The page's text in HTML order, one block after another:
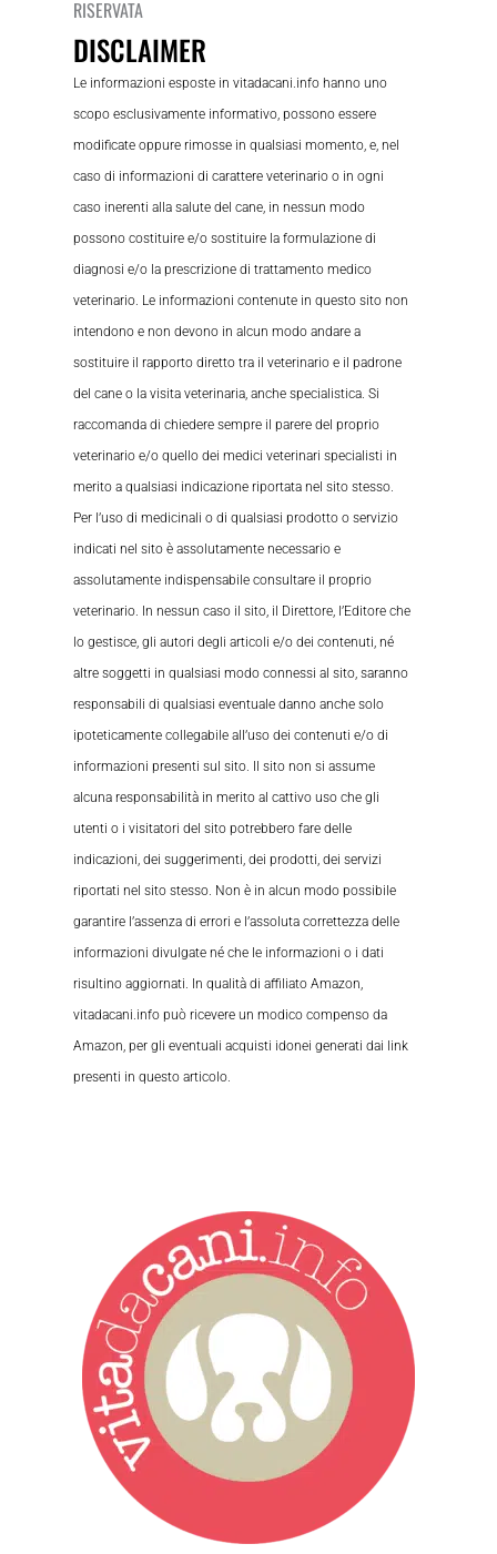
RISERVATA
DISCLAIMER
Le informazioni esposte in vitadacani.info hanno uno
scopo esclusivamente informativo, possono essere
modificate oppure rimosse in qualsiasi momento, e, nel
caso di informazioni di carattere veterinario o in ogni
caso inerenti alla salute del cane, in nessun modo
possono costituire e/o sostituire la formulazione di
diagnosi e/o la prescrizione di trattamento medico
veterinario. Le informazioni contenute in questo sito non
intendono e non devono in alcun modo andare a
sostituire il rapporto diretto tra il veterinario e il padrone
del cane o la visita veterinaria, anche specialistica. Si
raccomanda di chiedere sempre il parere del proprio
veterinario e/o quello dei medici veterinari specialisti in
merito a qualsiasi indicazione riportata nel sito stesso.
Per l’uso di medicinali o di qualsiasi prodotto o servizio
indicati nel sito è assolutamente necessario e
assolutamente indispensabile consultare il proprio
veterinario. In nessun caso il sito, il Direttore, l’Editore che
lo gestisce, gli autori degli articoli e/o dei contenuti, né
altre soggetti in qualsiasi modo connessi al sito, saranno
responsabili di qualsiasi eventuale danno anche solo
ipoteticamente collegabile all’uso dei contenuti e/o di
informazioni presenti sul sito. Il sito non si assume
alcuna responsabilità in merito al cattivo uso che gli
utenti o i visitatori del sito potrebbero fare delle
indicazioni, dei suggerimenti, dei prodotti, dei servizi
riportati nel sito stesso. Non è in alcun modo possibile
garantire l’assenza di errori e l’assoluta correttezza delle
informazioni divulgate né che le informazioni o i dati
risultino aggiornati. In qualità di affiliato Amazon,
vitadacani.info può ricevere un modico compenso da
Amazon, per gli eventuali acquisti idonei generati dai link
presenti in questo articolo.